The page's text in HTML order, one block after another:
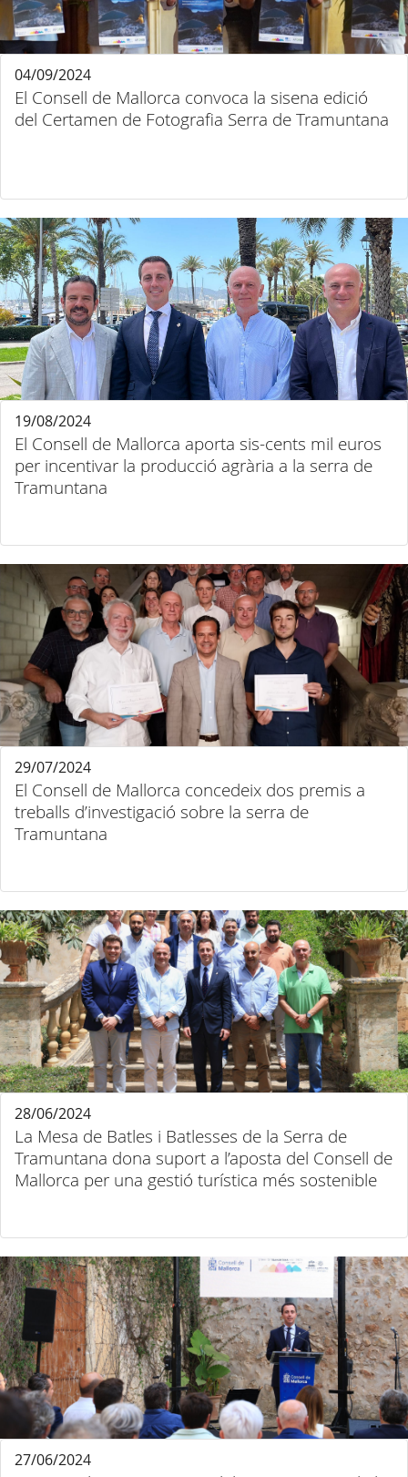
El Consell de Mallorca convoca la sisena edició
del Certamen de Fotografia Serra de Tramuntana
04/09/2024
El Consell de Mallorca aporta sis-cents mil euros
per incentivar la producció agrària a la serra de
Tramuntana
19/08/2024
El Consell de Mallorca concedeix dos premis a
treballs d’investigació sobre la serra de
Tramuntana
29/07/2024
La Mesa de Batles i Batlesses de la Serra de
Tramuntana dona suport a l’aposta del Consell de
Mallorca per una gestió turística més sostenible
28/06/2024
27/06/2024